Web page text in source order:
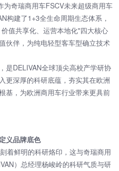
为奇瑞商用车FSCV未来超级商用车
构建了1+3全生命周期生态体系，
值共享化、运营本地化"四大核心
伙伴，为纯电轻型客车型确立技术
是DELIVAN全球顶尖高校产学研协
更深厚的科研底蕴，夯实其在欧洲
基，为欧洲商用车行业带来更具前
义品牌底色
着鲜明的科研烙印，这与奇瑞商用
）总经理杨峻岭的科研气质与研